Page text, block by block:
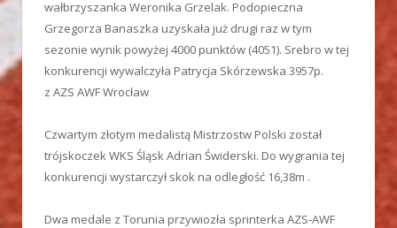
wałbrzyszanka Weronika Grzelak. Podopieczna
Grzegorza Banaszka uzyskała już drugi raz w tym
sezonie wynik powyżej 4000 punktów (4051). Srebro w tej
konkurencji wywalczyła Patrycja Skórzewska 3957p.
z AZS AWF Wrocław
Czwartym złotym medalistą Mistrzostw Polski został
trójskoczek WKS Śląsk Adrian Świderski. Do wygrania tej
konkurencji wystarczył skok na odległość 16,38m .
Dwa medale z Torunia przywiozła sprinterka AZS-AWF